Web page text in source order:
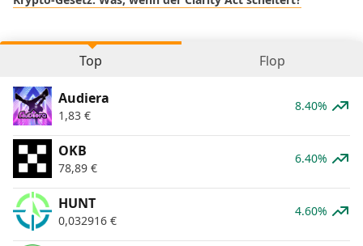
Top Flop
Audiera
1,83 €
8.40%
OKB
78,89 €
6.40%
HUNT
0,032916 €
4.60%